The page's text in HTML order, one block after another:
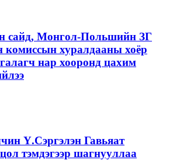
Монгол-Польшийн ЗГ
комиссын хуралдааны хоёр
нар хооронд цахим
Ү.Сэргэлэн Гавьяат
тэмдэгээр шагнууллаа